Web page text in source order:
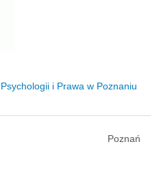
i Prawa w Poznaniu
Poznań